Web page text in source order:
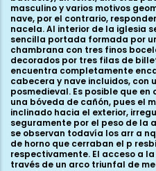
masculino y varios motivos
nave, por el contrario,
nacela. Al interior de la iglesia
sencilla portada formada por
chambrana con tres finos
decorados por tres filas de
encuentra completamente
cabecera y nave incluidos, con
posmedieval. Es posible que en
una bóveda de cañón, pues el
inclinado hacia el exterior,
seguramente por el peso de la
se observan todavía los arr a
de horno que cerraban el p
respectivamente. El acceso a
través de un arco triunfal de